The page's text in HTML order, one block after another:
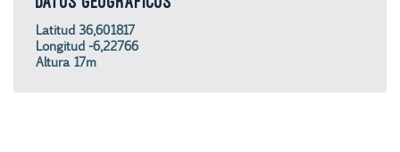
Latitud 36,601817
Longitud -6,22766
Altura 17m